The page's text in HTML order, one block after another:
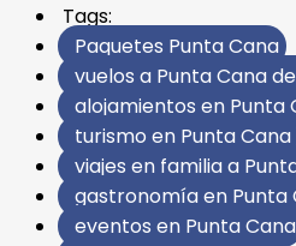
Tags:
Paquetes Punta Cana
vuelos a Punta Cana
alojamientos en Punta
turismo en Punta Cana
viajes en familia a Punta
gastronomía en Punta
eventos en Punta Cana